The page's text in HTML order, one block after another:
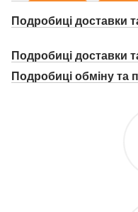
Подробиці доставки
Подробиці доставки
Подробиці обміну та